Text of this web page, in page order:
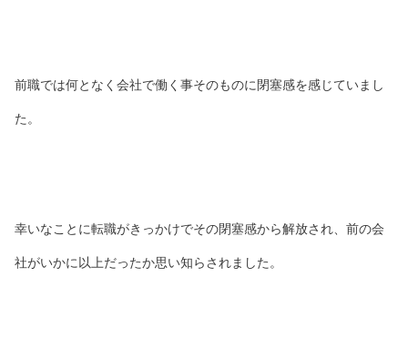
前職では何となく会社で働く事そのものに閉塞感を感じていまし
た。
幸いなことに転職がきっかけでその閉塞感から解放され、前の会
社がいかに以上だったか思い知らされました。